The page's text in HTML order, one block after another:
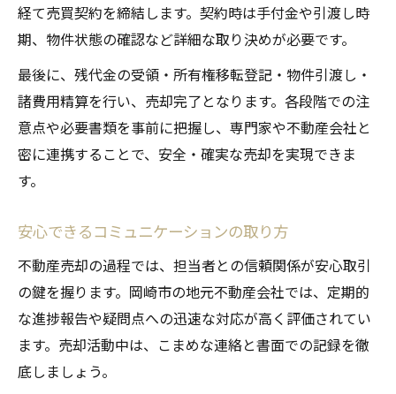
経て売買契約を締結します。契約時は手付金や引渡し時
期、物件状態の確認など詳細な取り決めが必要です。
最後に、残代金の受領・所有権移転登記・物件引渡し・
諸費用精算を行い、売却完了となります。各段階での注
意点や必要書類を事前に把握し、専門家や不動産会社と
密に連携することで、安全・確実な売却を実現できま
す。
安心できるコミュニケーションの取り方
不動産売却の過程では、担当者との信頼関係が安心取引
の鍵を握ります。岡崎市の地元不動産会社では、定期的
な進捗報告や疑問点への迅速な対応が高く評価されてい
ます。売却活動中は、こまめな連絡と書面での記録を徹
底しましょう。